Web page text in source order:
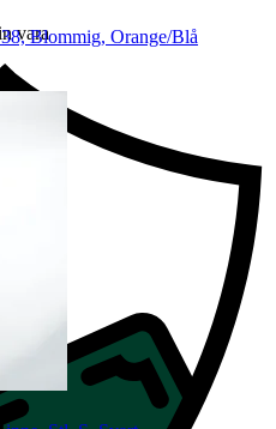
vara
Blommig, Orange/Blå